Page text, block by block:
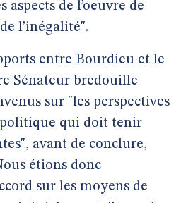
aspects de l’oeuvre de
l’inégalité".
entre Bourdieu et le
Sénateur bredouille
sur "les perspectives
qui doit tenir
avant de conclure,
étions donc
sur les moyens de